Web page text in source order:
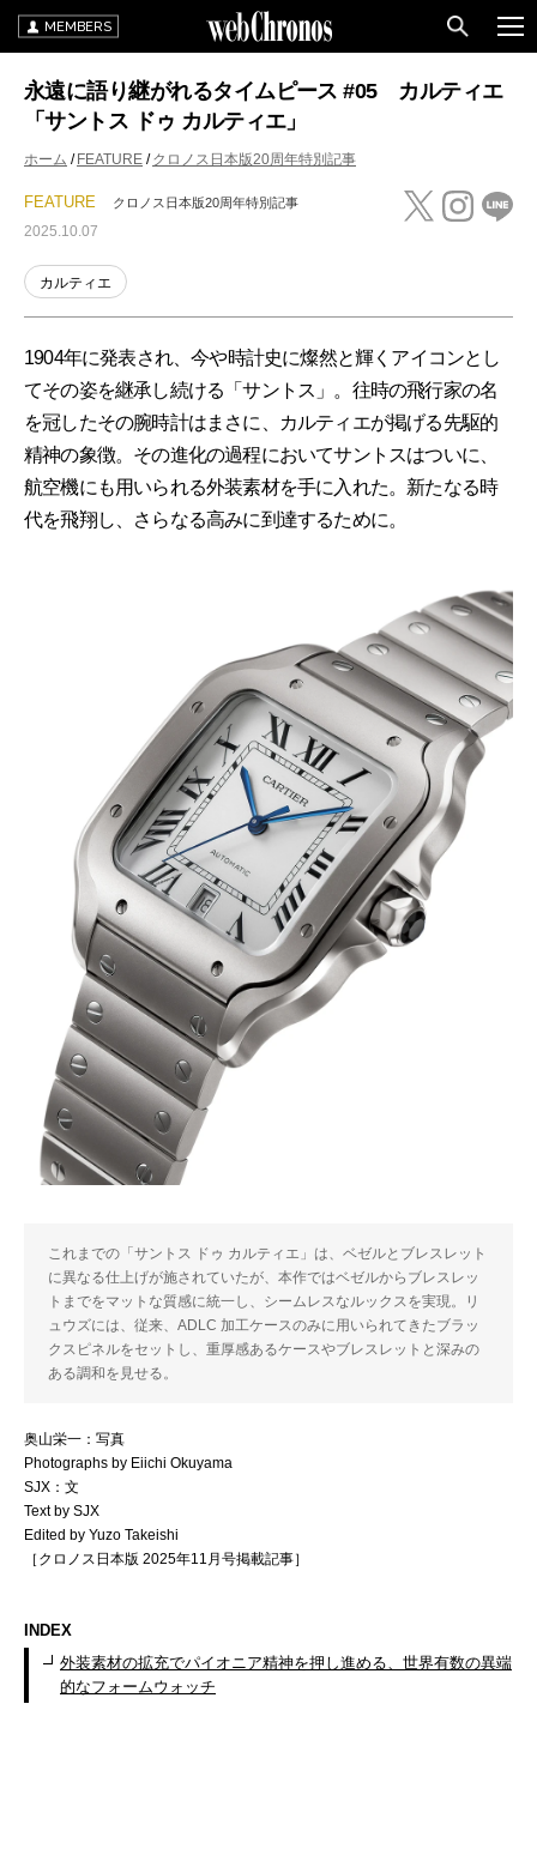
MEMBERS
永遠に語り継がれるタイムピース #05 カルティエ
「サントス ドゥ カルティエ」
ホーム FEATURE クロノス日本版20周年特別記事
FEATURE クロノス日本版20周年特別記事
2025.10.07
カルティエ
1904年に発表され、今や時計史に燦然と輝くアイコンとし
てその姿を継承し続ける「サントス」。往時の飛行家の名
を冠したその腕時計はまさに、カルティエが掲げる先駆的
精神の象徴。その進化の過程においてサントスはついに、
航空機にも用いられる外装素材を手に入れた。新たなる時
代を飛翔し、さらなる高みに到達するために。
これまでの「サントス ドゥ カルティエ」は、ベゼルとブレスレット
に異なる仕上げが施されていたが、本作ではベゼルからブレスレッ
トまでをマットな質感に統一し、シームレスなルックスを実現。リ
ュウズには、従来、ADLC 加工ケースのみに用いられてきたブラッ
クスピネルをセットし、重厚感あるケースやブレスレットと深みの
ある調和を見せる。
奥山栄一：写真
Photographs by Eiichi Okuyama
SJX：文
Text by SJX
Edited by Yuzo Takeishi
［クロノス日本版 2025年11月号掲載記事］
INDEX
外装素材の拡充でパイオニア精神を押し進める、世界有数の異端
的なフォームウォッチ